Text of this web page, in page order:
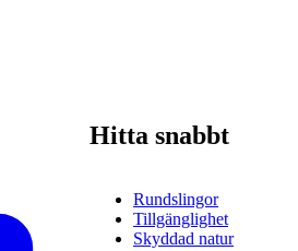
Hitta snabbt
Rundslingor
Tillgänglighet
Skyddad natur